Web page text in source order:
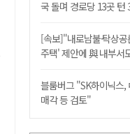
국 돌며 경로당 13곳 턴
[속보]"내로남불·탁상
주택' 제안에 與 내부서
블룸버그 "SK하이닉스,
매각 등 검토"